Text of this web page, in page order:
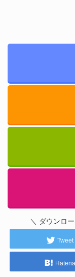
＼ ダウンロ
Tweet
Hatena